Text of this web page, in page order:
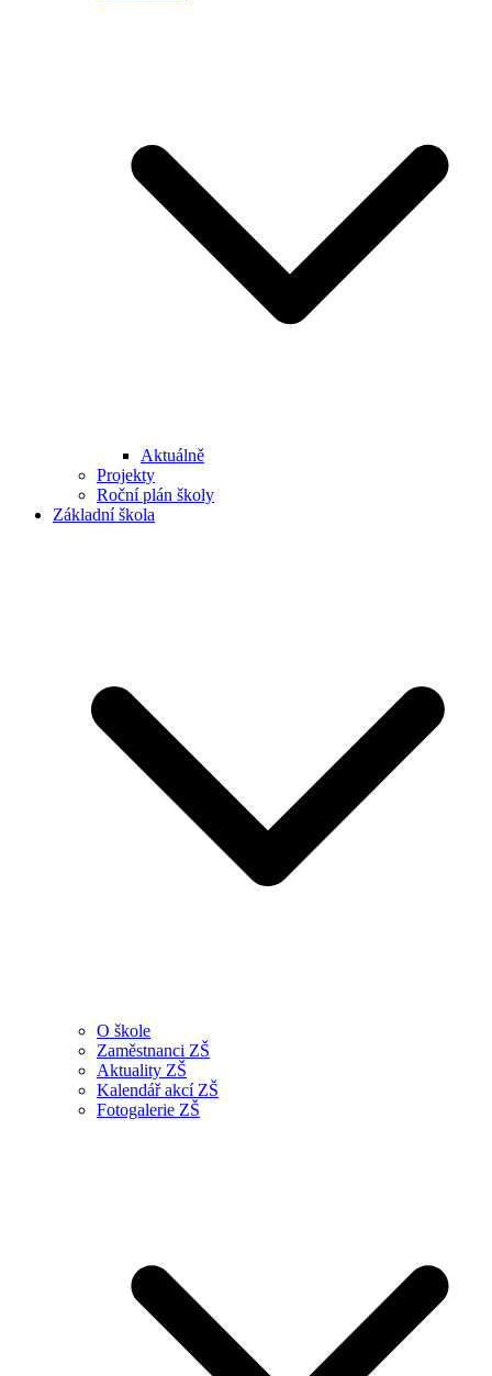
Aktuálně
Projekty
Roční plán školy
Základní škola
O škole
Zaměstnanci ZŠ
Aktuality ZŠ
Kalendář akcí ZŠ
Fotogalerie ZŠ